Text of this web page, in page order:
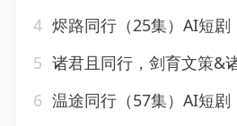
4 烬路同行（25集）AI短剧
5 诸君且同行，剑育文策&诸君且同行
6 温途同行（57集）AI短剧